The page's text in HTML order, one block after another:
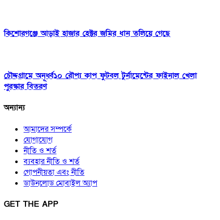
কিশোরগঞ্জে আড়াই হাজার হেক্টর জমির ধান তলিয়ে গেছে
চৌদ্দগ্রামে অনূর্ধ্ব১০ রৌপ্য কাপ ফুটবল টুর্নামেন্টের ফাইনাল খেলা
পুরস্কার বিতরণ
অন্যান্য
আমাদের সম্পর্কে
যোগাযোগ
নীতি ও শর্ত
ব্যবহার নীতি ও শর্ত
গোপনীয়তা এবং নীতি
ডাউনলোড মোবাইল অ্যাপ
GET THE APP